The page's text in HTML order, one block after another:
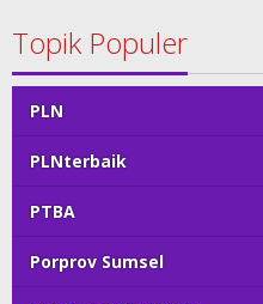
Topik Populer
PLN
PLNterbaik
PTBA
Porprov Sumsel